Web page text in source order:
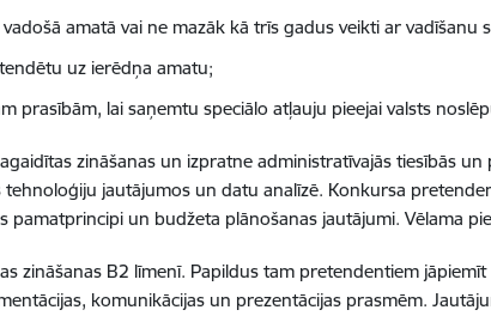
amatā vai ne mazāk kā trīs gadus veikti ar vadīšanu
uz ierēdņa amatu;
prasībām, lai saņemtu speciālo atļauju pieejai valsts
zināšanas un izpratne administratīvajās tiesībās un
jautājumos un datu analīzē. Konkursa
pamatprincipi un budžeta plānošanas jautājumi. Vēlama
zināšanas B2 līmenī. Papildus tam pretendentiem
komunikācijas un prezentācijas prasmēm.